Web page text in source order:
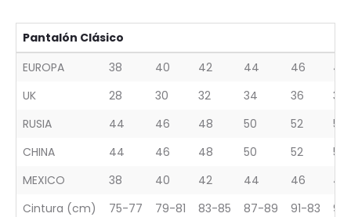
Pantalón Clásico
EUROPA
38 40 42 44 46
48
UK
28 30 32 34 36
38
RUSIA
44 46 48 50 52
54
CHINA
44 46 48 50 52
54
MEXICO
38 40 42 44 46
48
Cintura (cm)
75-77 79-81 83-85 87-89 91-83